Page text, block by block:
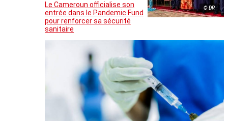
© DR
Le Cameroun officialise son
entrée dans le Pandemic Fund
pour renforcer sa sécurité
sanitaire